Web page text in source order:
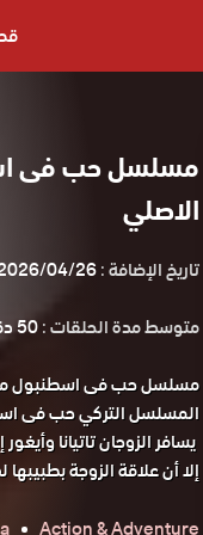
مسلسل حب فى
الاصلي
تاريخ الإضافة :04/26
متوسط مدة الحلقات :50 دقيقة
مسلسل حب فى اسطنبول
المسلسل التركي حب فى
يسافر الزوجان تاتيانا
إلا أن علاقة الزوجة